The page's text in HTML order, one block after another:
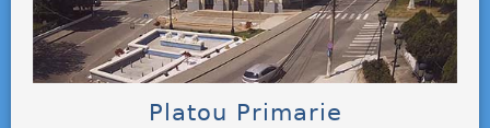
Platou Primarie